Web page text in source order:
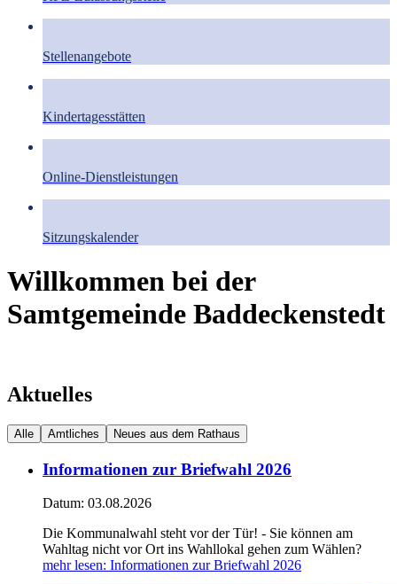
Stellenangebote
Kindertagesstätten
Online-Dienstleistungen
Sitzungskalender
Willkommen bei der
Samtgemeinde Baddeckenstedt
Aktuelles
Alle Amtliches Neues aus dem Rathaus
Informationen zur Briefwahl 2026
Datum: 03.08.2026
Die Kommunalwahl steht vor der Tür! - Sie können am
Wahltag nicht vor Ort ins Wahllokal gehen zum Wählen?
mehr lesen: Informationen zur Briefwahl 2026